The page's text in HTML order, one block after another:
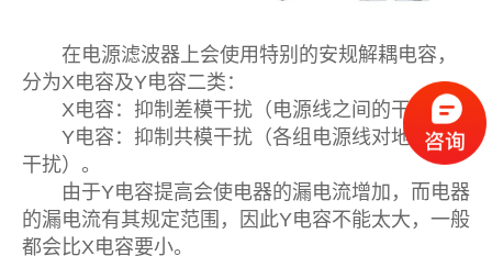
在电源滤波器上会使用特别的安规解耦电容，
分为X电容及Y电容二类：
X电容：抑制差模干扰（电源线之间的干扰）。
Y电容：抑制共模干扰（各组电源线对地之间的
干扰）。
由于Y电容提高会使电器的漏电流增加，而电器
的漏电流有其规定范围，因此Y电容不能太大，一般
都会比X电容要小。